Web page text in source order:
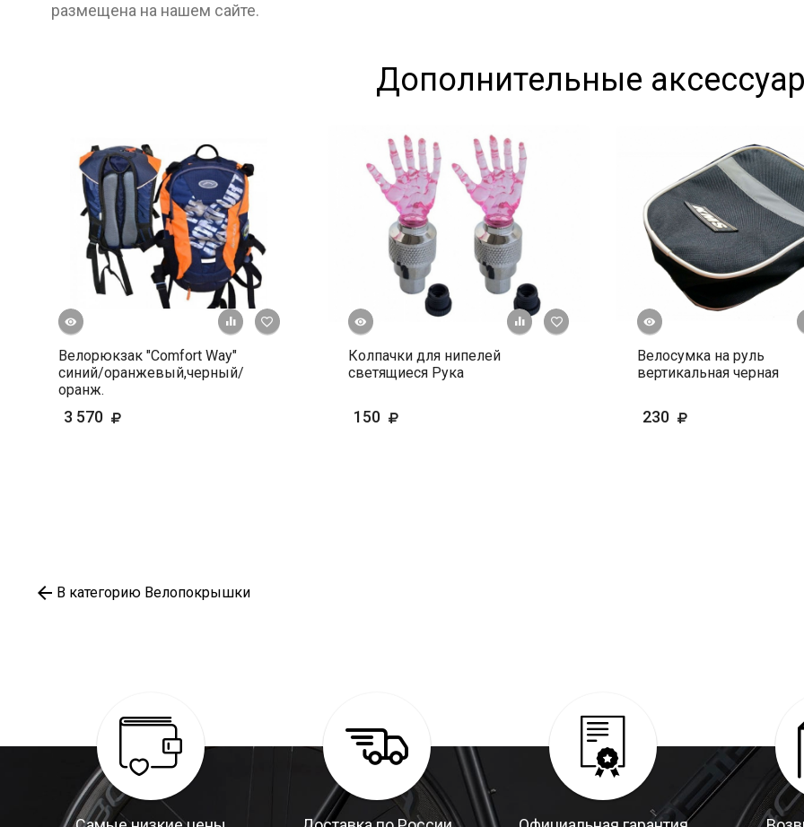
размещена на нашем сайте.
Дополнительные
+ К сравнению
В избранное
Велорюкзак "Comfort Way"
синий/оранжевый,черный/
оранж.
3 570
+ К сравнению
В избранное
Быстрый просмотр
Колпачки для нипелей
светящиеся Рука
150
Быстрый просмотр
Велосумка на руль
вертикальная черная
230
В категорию Велопокрышки